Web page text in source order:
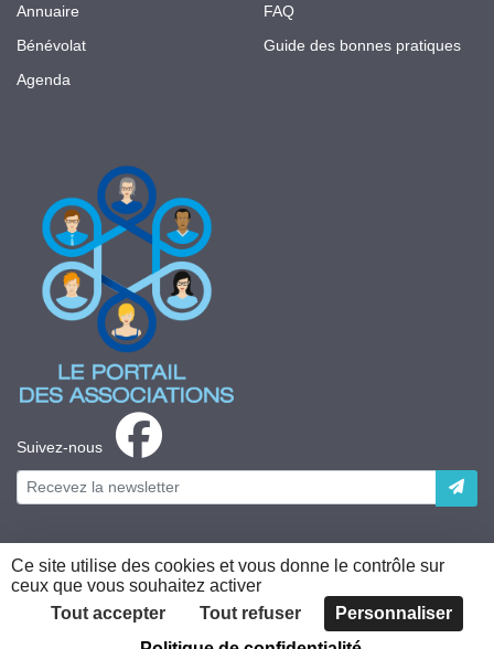
Suivez-nous
Annuaire
Bénévolat
Agenda
FAQ
Guide des bonnes pratiques
Plateforme développée en France par
Ce site utilise des cookies et vous donne le contrôle sur
ceux que vous souhaitez activer
Tout accepter
Tout refuser
Personnaliser